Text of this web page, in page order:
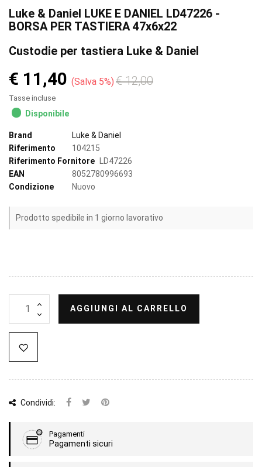
Luke & Daniel LUKE E DANIEL LD47226 -
BORSA PER TASTIERA 47x6x22
Custodie per tastiera Luke & Daniel
€ 11,40 Salva 5% € 12,00
Tasse incluse
Disponibile
Brand
Luke & Daniel
Riferimento
104215
Riferimento Fornitore
LD47226
EAN
8052780996693
Condizione
Nuovo
Prodotto spedibile in 1 giorno lavorativo
AGGIUNGI AL CARRELLO
Condividi:
Pagamenti
Pagamenti sicuri